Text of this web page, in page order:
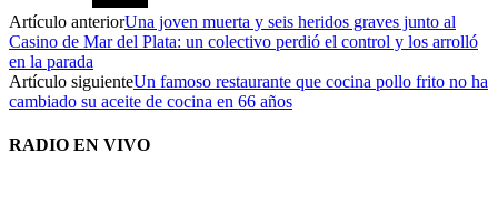
Artículo anteriorUna joven muerta y seis heridos graves junto al
Casino de Mar del Plata: un colectivo perdió el control y los arrolló
en la parada
Artículo siguienteUn famoso restaurante que cocina pollo frito no ha
cambiado su aceite de cocina en 66 años
RADIO EN VIVO